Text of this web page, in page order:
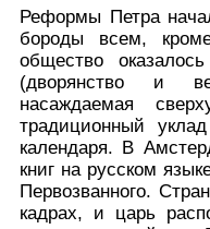
Реформы Петра
бороды всем,
общество
(дворянство и
насаждаемая
традиционный
календаря. В
книг на русском
Первозванного.
кадрах, и царь